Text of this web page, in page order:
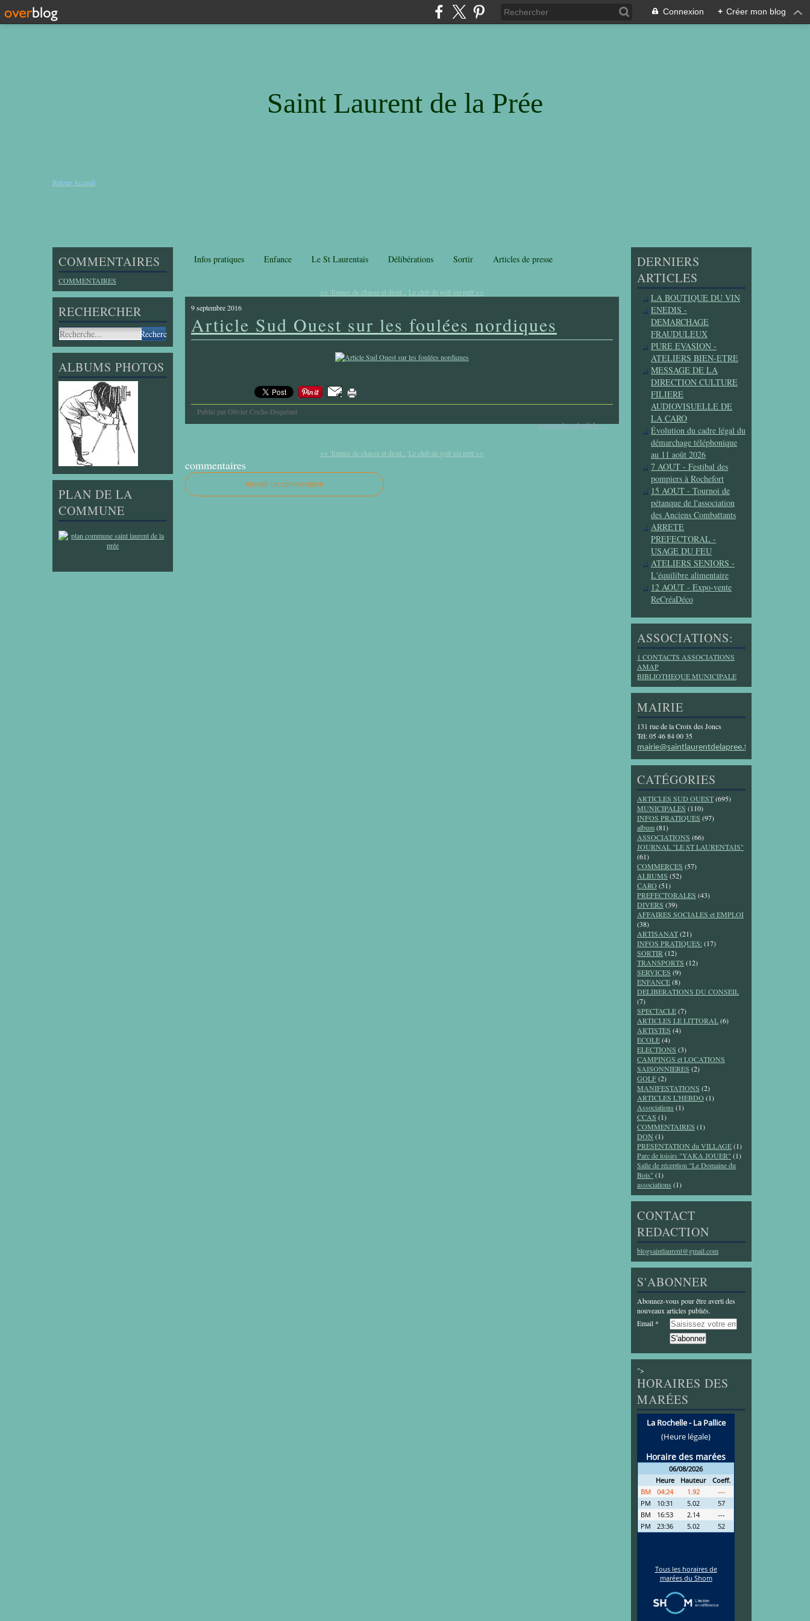
Connexion + Créer mon blog
Saint Laurent de la Prée
Retour Accueil
COMMENTAIRES
COMMENTAIRES
RECHERCHER
ALBUMS PHOTOS
PLAN DE LA
COMMUNE
Infos pratiques Enfance Le St Laurentais Délibérations Sortir Articles de presse
<< Tonnes de chasse et droit...
Le club de golf est prêt >>
9 septembre 2016
Article Sud Ouest sur les foulées nordiques
Publié par Olivier Coche-Dequéant
commenter cet article…
<< Tonnes de chasse et droit... Le club de golf est prêt >>
commentaires
Ajouter un commentaire
DERNIERS
ARTICLES
LA BOUTIQUE DU VIN
ENEDIS -
DEMARCHAGE
FRAUDULEUX
PURE EVASION -
ATELIERS BIEN-ETRE
MESSAGE DE LA
DIRECTION CULTURE
FILIERE
AUDIOVISUELLE DE
LA CARO
Évolution du cadre légal du
démarchage téléphonique
au 11 août 2026
7 AOUT - Festibal des
pompiers à Rochefort
15 AOUT - Tournoi de
pétanque de l'association
des Anciens Combattants
ARRETE
PREFECTORAL -
USAGE DU FEU
ATELIERS SENIORS -
L'équilibre alimentaire
12 AOUT - Expo-vente
ReCréaDéco
ASSOCIATIONS:
1 CONTACTS ASSOCIATIONS
AMAP
BIBLIOTHEQUE MUNICIPALE
MAIRIE
131 rue de la Croix des Joncs
Tél: 05 46 84 00 35
mairie@saintlaurentdelapree.fr
CATÉGORIES
ARTICLES SUD OUEST(695)
MUNICIPALES (110)
INFOS PRATIQUES (97)
album(81)
ASSOCIATIONS (66)
JOURNAL "LE ST LAURENTAIS"
(61)
COMMERCES (57)
ALBUMS (52)
CARO (51)
PREFECTORALES (43)
DIVERS (39)
AFFAIRES SOCIALES et EMPLOI
(38)
ARTISANAT(21)
INFOS PRATIQUES: (17)
SORTIR (12)
TRANSPORTS (12)
SERVICES (9)
ENFANCE(8)
DELIBERATIONS DU CONSEIL
(7)
SPECTACLE(7)
ARTICLES LE LITTORAL(6)
ARTISTES (4)
ECOLE(4)
ELECTIONS (3)
CAMPINGS et LOCATIONS
SAISONNIERES (2)
GOLF(2)
MANIFESTATIONS (2)
ARTICLES L'HEBDO (1)
Associations (1)
CCAS (1)
COMMENTAIRES (1)
DON (1)
PRESENTATION du VILLAGE(1)
Parc de loisirs "YAKA JOUER" (1)
Salle de réception "Le Domaine du
Bois" (1)
associations (1)
CONTACT
REDACTION
blogsaintlaurent@gmail.com
S'ABONNER
Abonnez-vous pour être averti des
nouveaux articles publiés.
Email
">
HORAIRES DES
MARÉES